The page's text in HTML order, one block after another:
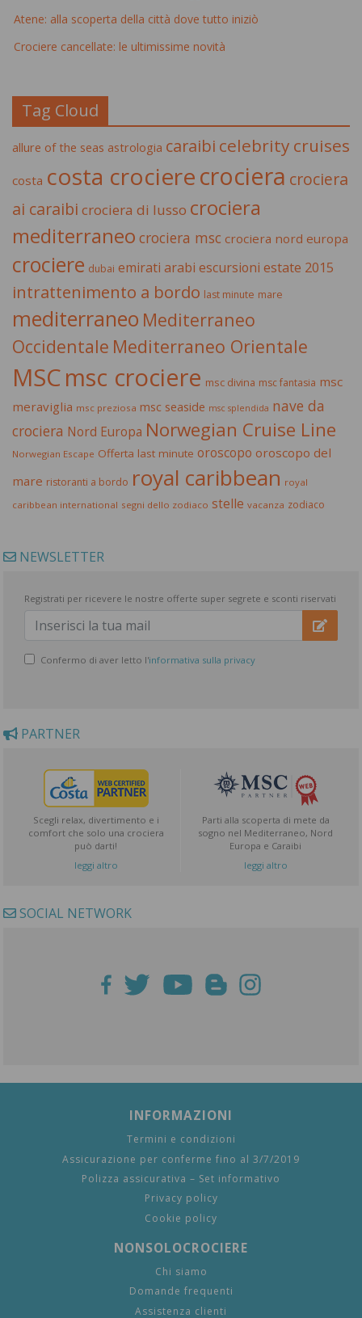
Atene: alla scoperta della città dove tutto iniziò
Crociere cancellate: le ultimissime novità
Tag Cloud
allure of the seas astrologia caraibi celebrity cruises
costa costa crocierecrociera crociera
ai caraibi crociera di lusso crociera
mediterraneo crociera msc crociera nord europa
crociere dubai emirati arabi escursioni estate 2015
intrattenimento a bordo last minute mare
mediterraneo Mediterraneo
Occidentale Mediterraneo Orientale
MSCmsc crociere msc divina msc fantasia msc
meraviglia msc preziosa msc seaside msc splendida nave da
crociera Nord Europa Norwegian Cruise Line
Norwegian Escape Offerta last minute oroscopo oroscopo del
mare ristoranti a bordo royal caribbean royal
caribbean international segni dello zodiaco stelle vacanza zodiaco
NEWSLETTER
Registrati per ricevere le nostre offerte super segrete e sconti riservati
Confermo di aver letto l'informativa sulla privacy
PARTNER
Scegli relax, divertimento e i
comfort che solo una crociera
può darti!
leggi altro
Parti alla scoperta di mete da
sogno nel Mediterraneo, Nord
Europa e Caraibi
leggi altro
SOCIAL NETWORK
INFORMAZIONI
Termini e condizioni
Assicurazione per conferme fino al 3/7/2019
Polizza assicurativa – Set informativo
Privacy policy
Cookie policy
NONSOLOCROCIERE
Chi siamo
Domande frequenti
Assistenza clienti